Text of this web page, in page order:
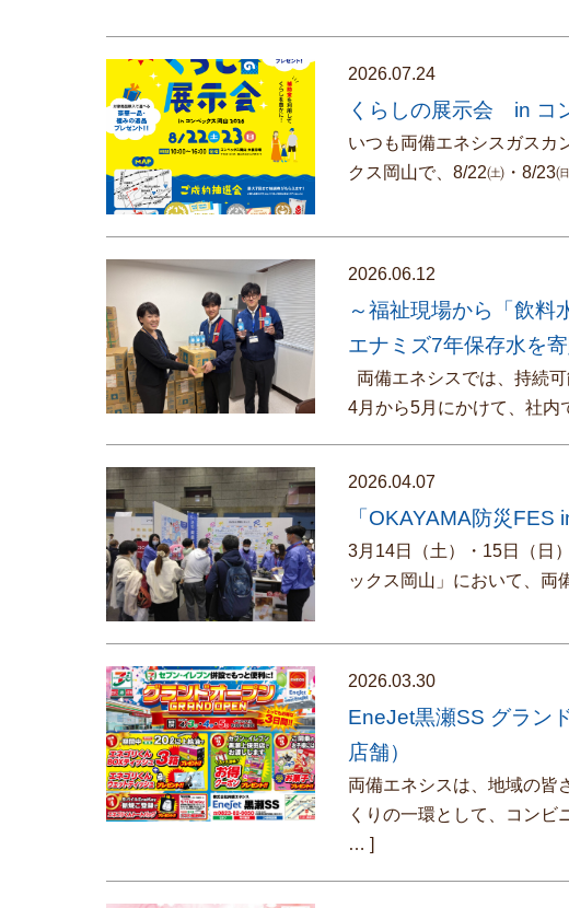
2026.07.24
くらしの展示会 in コ
いつも両備エネシスガスカ
クス岡山で、8/22㈯・8/23
2026.06.12
～福祉現場から「飲料
エナミズ7年保存水を
両備エネシスでは、持続
4月から5月にかけて、社
2026.04.07
「OKAYAMA防災
3月14日（土）・15日（日
ックス岡山」において、両
2026.03.30
EneJet黒瀬SS グラン
店舗）
両備エネシスは、地域の皆
くりの一環として、コンビ
… ]